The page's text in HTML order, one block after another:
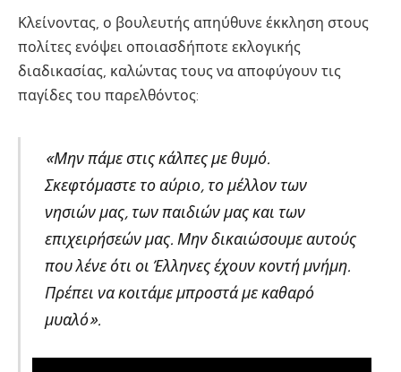
Κλείνοντας, ο βουλευτής απηύθυνε έκκληση στους
πολίτες ενόψει οποιασδήποτε εκλογικής
διαδικασίας, καλώντας τους να αποφύγουν τις
παγίδες του παρελθόντος:
«Μην πάμε στις κάλπες με θυμό.
Σκεφτόμαστε το αύριο, το μέλλον των
νησιών μας, των παιδιών μας και των
επιχειρήσεών μας. Μην δικαιώσουμε αυτούς
που λένε ότι οι Έλληνες έχουν κοντή μνήμη.
Πρέπει να κοιτάμε μπροστά με καθαρό
μυαλό».